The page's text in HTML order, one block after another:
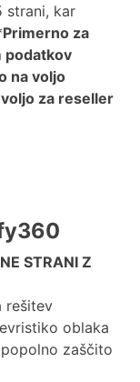
strani, kar
Primerno za
podatkov
na voljo
voljo za reseller
STRANI Z
rešitev
oblaka
zaščito